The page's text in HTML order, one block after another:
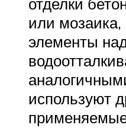
или мозаика,
элементы
используют